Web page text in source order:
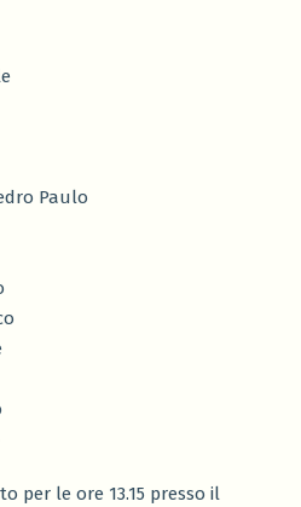
Paulo
per le ore 13.15 presso il